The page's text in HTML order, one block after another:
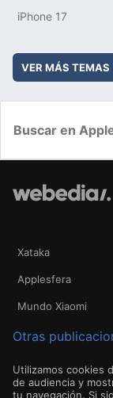
iPhone 17
VER MÁS TEMAS
Xataka
Applesfera
Mundo Xiaomi
Otras
Utilizamos cookies
de audiencia y
tu navegación. Si